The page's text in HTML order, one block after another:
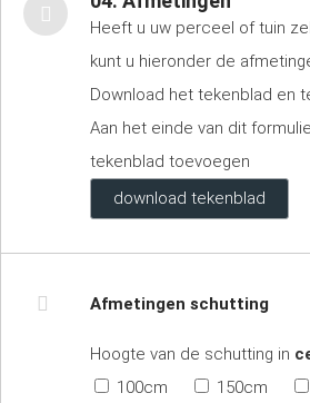
Heeft u uw perceel of tuin
kunt u hieronder de
Download het tekenblad en
Aan het einde van dit
tekenblad toevoegen
download tekenblad
Afmetingen schutting
Hoogte van de schutting in
100cm
150cm